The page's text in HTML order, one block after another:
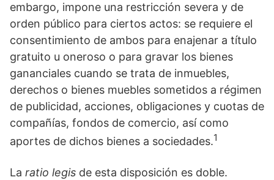
embargo, impone una restricción severa y de
orden público para ciertos actos: se requiere el
consentimiento de ambos para enajenar a título
gratuito u oneroso o para gravar los bienes
gananciales cuando se trata de inmuebles,
derechos o bienes muebles sometidos a régimen
de publicidad, acciones, obligaciones y cuotas de
compañías, fondos de comercio, así como
aportes de dichos bienes a sociedades.1
La ratio legis de esta disposición es doble.